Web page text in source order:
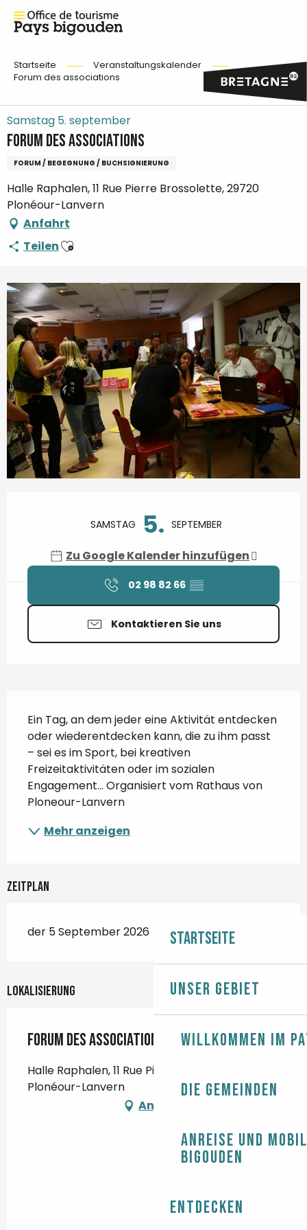
Startseite
Unser Gebiet
Willkommen im
Die Gemeinden
Anreise und
Bigouden
Entdecken
Startseite
Veranstaltungskalender
Forum des associations
Samstag 5. september
Forum des associations
FORUM / BEGEGNUNG / BUCHSIGNIERUNG
Halle Raphalen, 11 Rue Pierre Brossolette, 29720
Plonéour-Lanvern
Anfahrt
TeilenAjouter aux favoris
SAMSTAG 5. SEPTEMBER
Zu Google Kalender hinzufügen
02 98 82 66 ▒▒
Kontaktieren Sie uns
Ein Tag, an dem jeder eine Aktivität entdecken
oder wiederentdecken kann, die zu ihm passt
– sei es im Sport, bei kreativen
Freizeitaktivitäten oder im sozialen
Engagement... Organisiert vom Rathaus von
Ploneour-Lanvern
Mehr anzeigen
Zeitplan
der 5 September 2026
Lokalisierung
Forum des associations
Halle Raphalen, 11 Rue Pierre Brossolette, 29720
Plonéour-Lanvern
Anfahrt